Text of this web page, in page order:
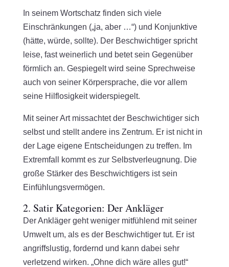
In seinem Wortschatz finden sich viele
Einschränkungen („ja, aber …“) und Konjunktive
(hätte, würde, sollte). Der Beschwichtiger spricht
leise, fast weinerlich und betet sein Gegenüber
förmlich an. Gespiegelt wird seine Sprechweise
auch von seiner Körpersprache, die vor allem
seine Hilflosigkeit widerspiegelt.
Mit seiner Art missachtet der Beschwichtiger sich
selbst und stellt andere ins Zentrum. Er ist nicht in
der Lage eigene Entscheidungen zu treffen. Im
Extremfall kommt es zur Selbstverleugnung. Die
große Stärker des Beschwichtigers ist sein
Einfühlungsvermögen.
2. Satir Kategorien: Der Ankläger
Der Ankläger geht weniger mitfühlend mit seiner
Umwelt um, als es der Beschwichtiger tut. Er ist
angriffslustig, fordernd und kann dabei sehr
verletzend wirken. „Ohne dich wäre alles gut!“